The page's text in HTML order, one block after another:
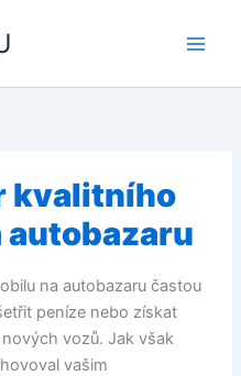
kvalitního
na autobazaru častou
peníze nebo získat
vozů. Jak však
vašim